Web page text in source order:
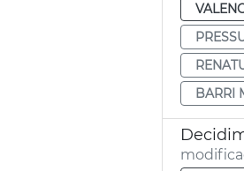
BARRI